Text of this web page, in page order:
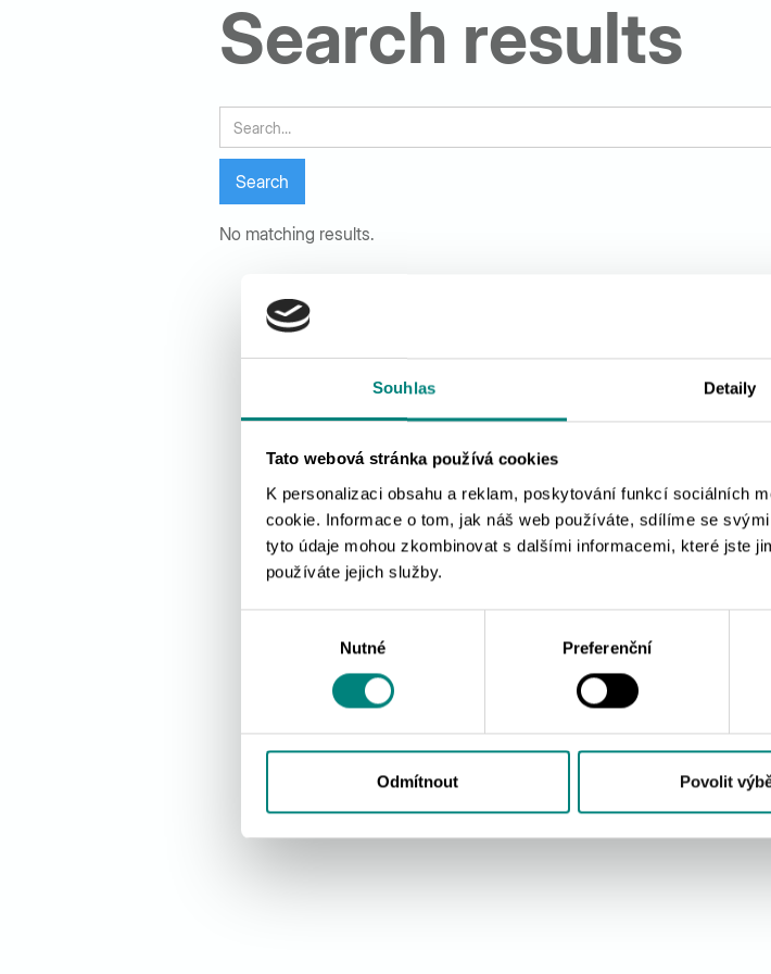
Souhlas Detaily
Tato webová stránka používá cookies
K personalizaci obsahu a reklam, poskytování funkcí sociálních
cookie. Informace o tom, jak náš web používáte, sdílíme se
tyto údaje mohou zkombinovat s dalšími informacemi, které jste
používáte jejich služby.
Nutné Preferenční
Odmítnout Povolit
Search results
No matching results.